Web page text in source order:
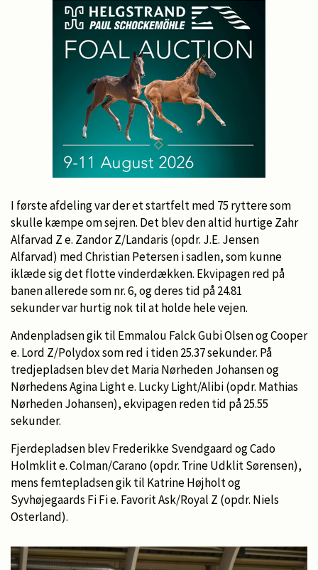
I første afdeling var der et startfelt med 75 ryttere som
skulle kæmpe om sejren. Det blev den altid hurtige Zahr
Alfarvad Z e. Zandor Z/Landaris (opdr. J.E. Jensen
Alfarvad) med Christian Petersen i sadlen, som kunne
iklæde sig det flotte vinderdækken. Ekvipagen red på
banen allerede som nr. 6, og deres tid på 24.81
sekunder var hurtig nok til at holde hele vejen.
Andenpladsen gik til Emmalou Falck Gubi Olsen og Cooper
e. Lord Z/Polydox som red i tiden 25.37 sekunder. På
tredjepladsen blev det Maria Nørheden Johansen og
Nørhedens Agina Light e. Lucky Light/Alibi (opdr. Mathias
Nørheden Johansen), ekvipagen reden tid på 25.55
sekunder.
Fjerdepladsen blev Frederikke Svendgaard og Cado
Holmklit e. Colman/Carano (opdr. Trine Udklit Sørensen),
mens femtepladsen gik til Katrine Højholt og
Syvhøjegaards Fi Fi e. Favorit Ask/Royal Z (opdr. Niels
Osterland).